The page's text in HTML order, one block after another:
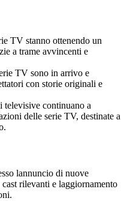
TV stanno ottenendo un
a trame avvincenti e
TV sono in arrivo e
con storie originali e
televisive continuano a
delle serie TV, destinate a
lannuncio di nuove
rilevanti e laggiornamento